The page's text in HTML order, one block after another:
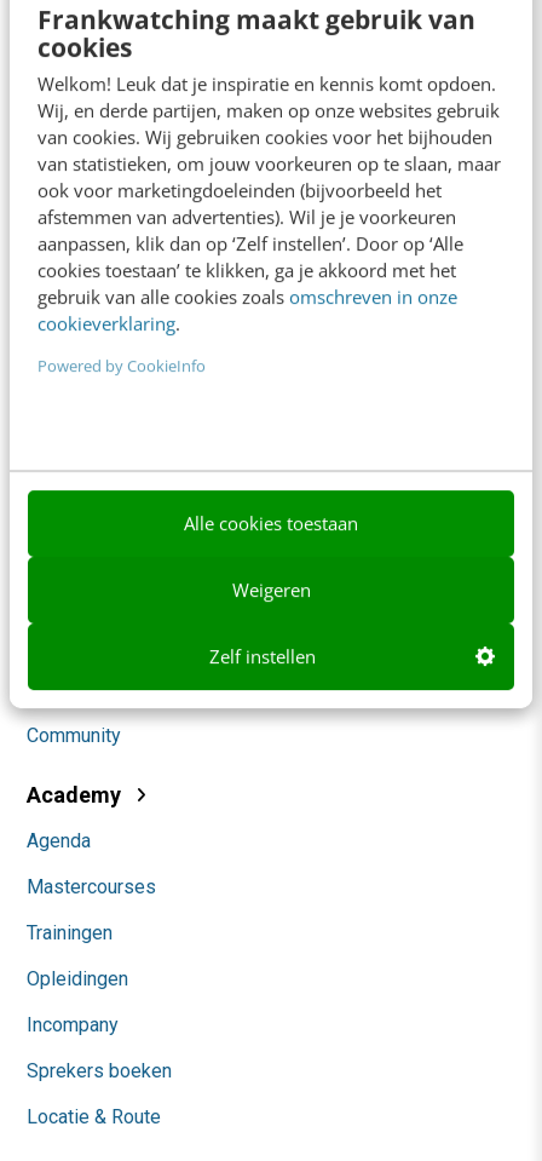
Frankwatching maakt gebruik van
cookies
Welkom! Leuk dat je inspiratie en kennis komt opdoen.
Wij, en derde partijen, maken op onze websites gebruik
van cookies. Wij gebruiken cookies voor het bijhouden
van statistieken, om jouw voorkeuren op te slaan, maar
ook voor marketingdoeleinden (bijvoorbeeld het
afstemmen van advertenties). Wil je je voorkeuren
aanpassen, klik dan op ‘Zelf instellen’. Door op ‘Alle
cookies toestaan’ te klikken, ga je akkoord met het
gebruik van alle cookies zoals omschreven in onze
cookieverklaring.
Powered by CookieInfo
Alle cookies toestaan
Weigeren
Zelf instellen
Frankwatching
Adverteren
Contact
Nieuwsbrieven
Over ons
Ons team
Werken bij
Klantcontact & CX
Themanieuwsbrieven
Community
Academy
Agenda
Mastercourses
Trainingen
Opleidingen
Incompany
Sprekers boeken
Locatie & Route